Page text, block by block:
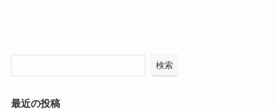
検索
最近の投稿